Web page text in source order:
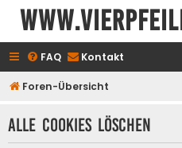
FAQ Kontakt
Foren-Übersicht
Alle Cookies löschen